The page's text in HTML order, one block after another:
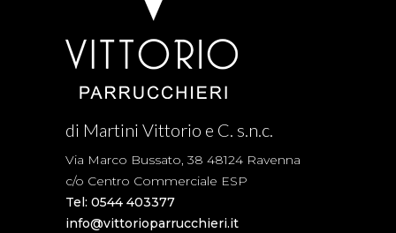
di Martini Vittorio e C. s.n.c.
Via Marco Bussato, 38 48124 Ravenna
c/o Centro Commerciale ESP
Tel: 0544 403377
info@vittorioparrucchieri.it